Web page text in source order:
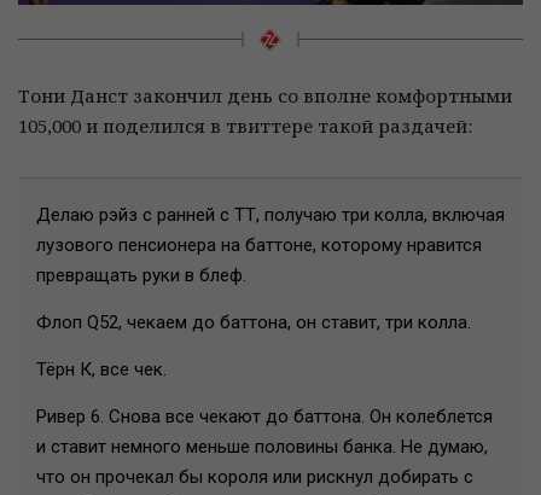
Тони Данст закончил день со вполне комфортными
105,000 и поделился в твиттере такой раздачей:
Делаю рэйз с ранней с ТТ, получаю три колла, включая
лузового пенсионера на баттоне, которому нравится
превращать руки в блеф.
Флоп Q52, чекаем до баттона, он ставит, три колла.
Тёрн К, все чек.
Ривер 6. Снова все чекают до баттона. Он колеблется
и ставит немного меньше половины банка. Не думаю,
что он прочекал бы короля или рискнул добирать с